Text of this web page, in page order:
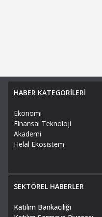
HABER KATEGORİLERİ
Ekonomi
Finansal Teknoloji
Akademi
Helal Ekosistem
SEKTÖREL HABERLER
Katılım Bankacılığı